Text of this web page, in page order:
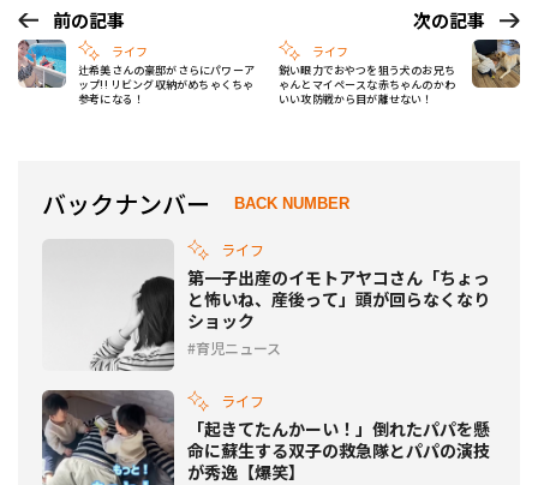
前の記事
ライフ
辻希美さんの豪邸がさらにパワーア
ップ!! リビング収納がめちゃくちゃ
参考になる！
次の記事
ライフ
鋭い眼力でおやつを狙う犬のお兄ち
ゃんとマイペースな赤ちゃんのかわ
いい攻防戦から目が離せない！
バックナンバー BACK NUMBER
ライフ
第一子出産のイモトアヤコさん「ちょっ
と怖いね、産後って」頭が回らなくなり
ショック
育児ニュース
ライフ
「起きてたんかーい！」倒れたパパを懸
命に蘇生する双子の救急隊とパパの演技
が秀逸【爆笑】